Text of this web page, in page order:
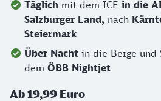
Täglich mit dem ICE in die
Salzburger Land, nach
Steiermark
Über Nacht in die Berge und
dem ÖBB Nightjet
Ab 19,99 Euro